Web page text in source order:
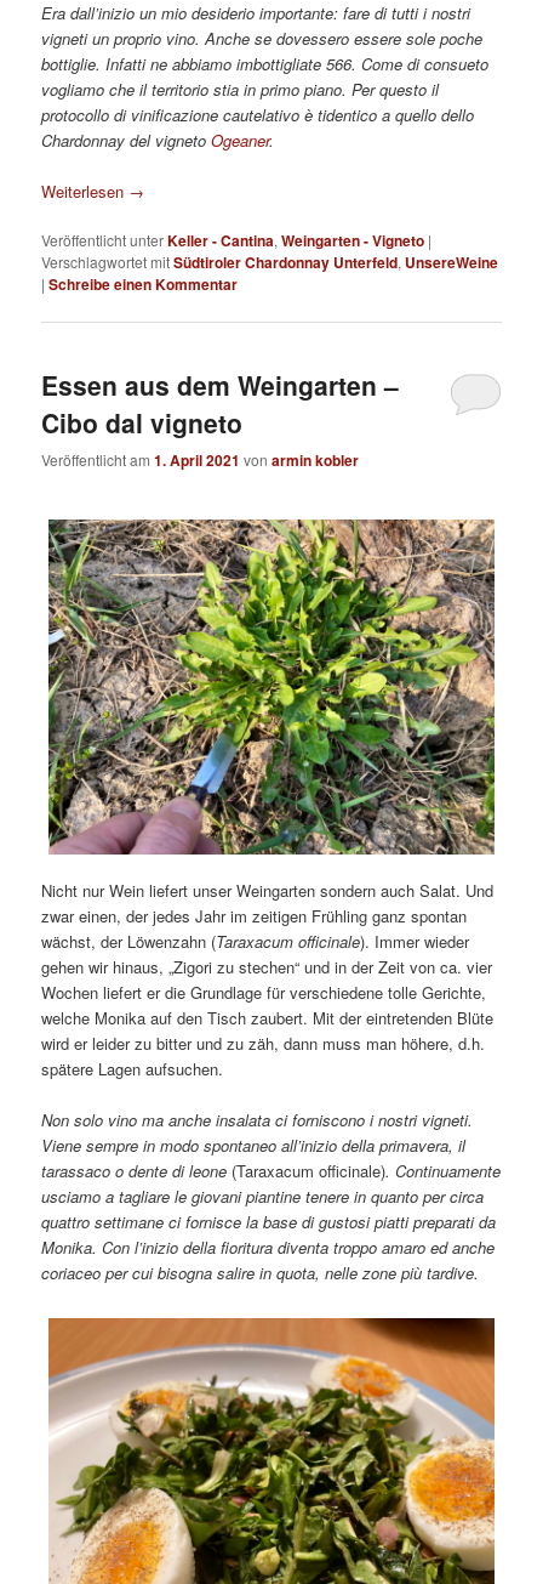
Era dall’inizio un mio desiderio importante: fare di tutti i nostri
vigneti un proprio vino. Anche se dovessero essere sole poche
bottiglie. Infatti ne abbiamo imbottigliate 566. Come di consueto
vogliamo che il territorio stia in primo piano. Per questo il
protocollo di vinificazione cautelativo è tidentico a quello dello
Chardonnay del vignetoOgeaner.
Weiterlesen →
Veröffentlicht unterKeller - Cantina,Weingarten - Vigneto |
Verschlagwortet mitSüdtiroler Chardonnay Unterfeld, UnsereWeine
|Schreibe einen Kommentar
Essen aus dem Weingarten –
Cibo dal vigneto
Veröffentlicht am1. April 2021 vonarmin kobler
Nicht nur Wein liefert unser Weingarten sondern auch Salat. Und
zwar einen, der jedes Jahr im zeitigen Frühling ganz spontan
wächst, der Löwenzahn (Taraxacum officinale). Immer wieder
gehen wir hinaus, „Zigori zu stechen“ und in der Zeit von ca. vier
Wochen liefert er die Grundlage für verschiedene tolle Gerichte,
welche Monika auf den Tisch zaubert. Mit der eintretenden Blüte
wird er leider zu bitter und zu zäh, dann muss man höhere, d.h.
spätere Lagen aufsuchen.
Non solo vino ma anche insalata ci forniscono i nostri vigneti.
Viene sempre in modo spontaneo all’inizio della primavera, il
tarassaco o dente di leone (Taraxacum officinale). Continuamente
usciamo a tagliare le giovani piantine tenere in quanto per circa
quattro settimane ci fornisce la base di gustosi piatti preparati da
Monika. Con l’inizio della fioritura diventa troppo amaro ed anche
coriaceo per cui bisogna salire in quota, nelle zone più tardive.